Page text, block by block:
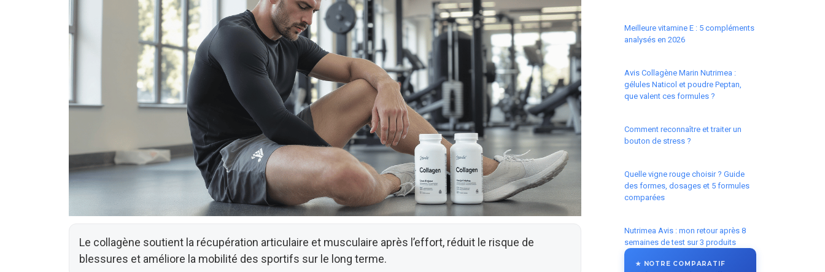
Le collagène soutient la récupération articulaire et musculaire après l’effort, réduit le risque de
blessures et améliore la mobilité des sportifs sur le long terme.
Meilleure vitamine E : 5 compléments
analysés en 2026
Avis Collagène Marin Nutrimea :
gélules Naticol et poudre Peptan,
que valent ces formules ?
Comment reconnaître et traiter un
bouton de stress ?
Quelle vigne rouge choisir ? Guide
des formes, dosages et 5 formules
comparées
Nutrimea Avis : mon retour après 8
semaines de test sur 3 produits
★ NOTRE COMPARATIF